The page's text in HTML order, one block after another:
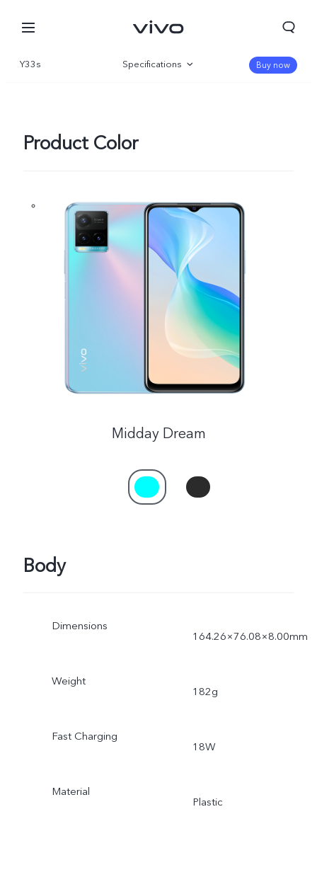
Myanmar | Select country/region
Y33s Specifications Buy now
Product Color
Midday Dream
Body
Dimensions
164.26×76.08×8.00mm
Weight
182g
Fast Charging
18W
Material
Plastic